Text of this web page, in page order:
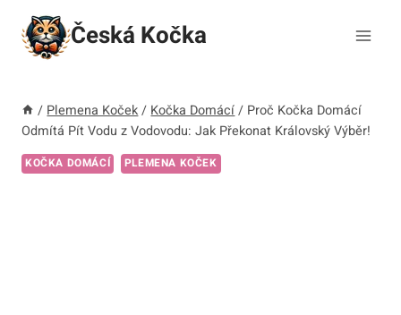
Přeskočit
obsah
Česká Kočka
/ Plemena Koček / Kočka Domácí / Proč Kočka Domácí
Odmítá Pít Vodu z Vodovodu: Jak Překonat Královský Výběr!
KOČKA DOMÁCÍ PLEMENA KOČEK